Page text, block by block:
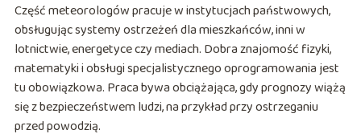
Część meteorologów pracuje w instytucjach państwowych,
obsługując systemy ostrzeżeń dla mieszkańców, inni w
lotnictwie, energetyce czy mediach. Dobra znajomość fizyki,
matematyki i obsługi specjalistycznego oprogramowania jest
tu obowiązkowa. Praca bywa obciążająca, gdy prognozy wiążą
się z bezpieczeństwem ludzi, na przykład przy ostrzeganiu
przed powodzią.